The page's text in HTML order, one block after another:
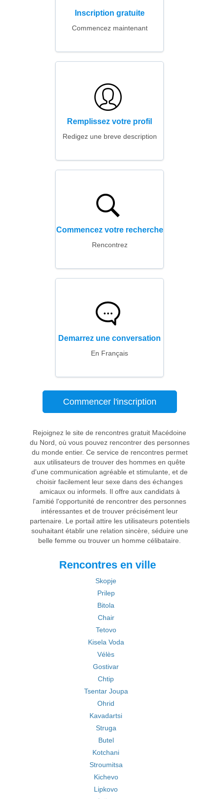
Inscription gratuite
Commencez maintenant
Remplissez votre profil
Redigez une breve description
Commencez votre recherche
Rencontrez
Demarrez une conversation
En Français
Commencer l'inscription
Rejoignez le site de rencontres gratuit Macédoine
du Nord, où vous pouvez rencontrer des personnes
du monde entier. Ce service de rencontres permet
aux utilisateurs de trouver des hommes en quête
d'une communication agréable et stimulante, et de
choisir facilement leur sexe dans des échanges
amicaux ou informels. Il offre aux candidats à
l'amitié l'opportunité de rencontrer des personnes
intéressantes et de trouver précisément leur
partenaire. Le portail attire les utilisateurs potentiels
souhaitant établir une relation sincère, séduire une
belle femme ou trouver un homme célibataire.
Rencontres en ville
Skopje
Prilep
Bitola
Chair
Tetovo
Kisela Voda
Vélès
Gostivar
Chtip
Tsentar Joupa
Ohrid
Kavadartsi
Struga
Butel
Kotchani
Stroumitsa
Kichevo
Lipkovo